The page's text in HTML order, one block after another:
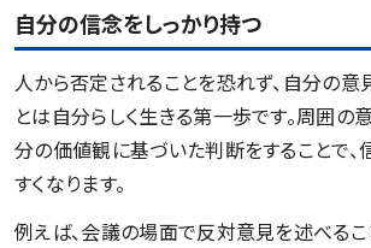
自分の信念をしっかり持つ
人から否定されることを恐れず、自分の
とは自分らしく生きる第一歩です。周囲の
分の価値観に基づいた判断をすることで
すくなります。
例えば、会議の場面で反対意見を述べる